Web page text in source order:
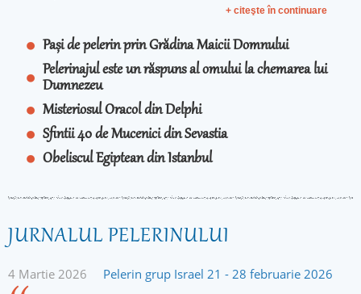
+ citeşte în continuare
Pași de pelerin prin Grădina Maicii Domnului
Pelerinajul este un răspuns al omului la chemarea lui
Dumnezeu
Misteriosul Oracol din Delphi
Sfintii 40 de Mucenici din Sevastia
Obeliscul Egiptean din Istanbul
JURNALUL PELERINULUI
4 Martie 2026 Pelerin grup Israel 21 - 28 februarie 2026